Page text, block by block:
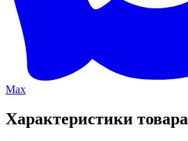
Max
Характеристики товара